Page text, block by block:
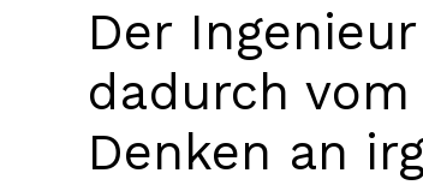
Der
dadurch
Denken an